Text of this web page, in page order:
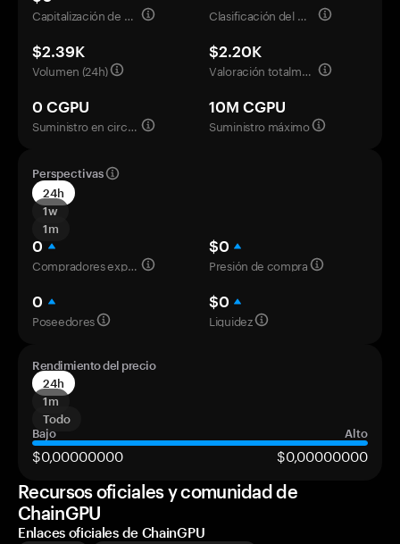
Capitalización de mercado
Clasificación del mercado
$2.39K
Volumen (24h)
$2.20K
Valoración totalmente diluida
0 CGPU
Suministro en circulación
10M CGPU
Suministro máximo
Perspectivas
24h
1w
1m
0
Compradores experimentados
$0
Presión de compra
0
Poseedores
$0
Liquidez
Rendimiento del precio
24h
1m
Todo
Bajo
Alto
$0,00000000
$0,00000000
Recursos oficiales y comunidad de
ChainGPU
Enlaces oficiales de ChainGPU